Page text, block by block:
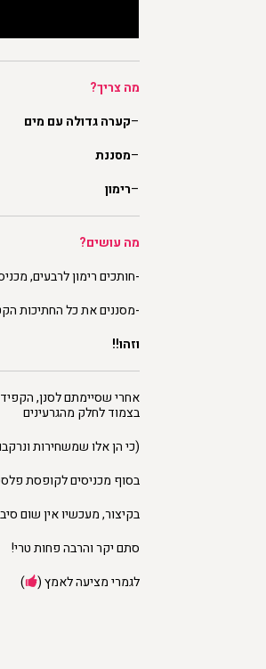
מה צריך?
–קערה גדולה עם מים
–מסננת
–רימון
מה עושים?
-חותכים רימון לרבעים,
-מסננים את כל החתיכות
וזהו!!
אחרי שסיימתם לסנן,
בצמוד לחלק מהגרעינים
(כי הן אלו שמשחירות
בסוף מכניסים לקופסת פלסטיק
בקיצור, מעכשיו אין שום
סתם יקר והרבה פחות טרי!
לגמרי מציעה לאמץ (
)